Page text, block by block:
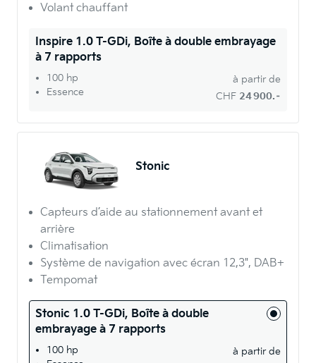
Volant chauffant
Inspire 1.0 T-GDi, Boîte à double embrayage
à 7 rapports
100 hp
Essence
à partir de
CHF 24 900.–
Stonic
Capteurs d’aide au stationnement avant et
arrière
Climatisation
Système de navigation avec écran 12,3", DAB+
Tempomat
Stonic 1.0 T-GDi, Boîte à double
embrayage à 7 rapports
100 hp
à partir de